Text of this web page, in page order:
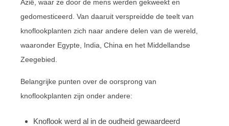
Azië, waar ze door de mens werden gekweekt en
gedomesticeerd. Van daaruit verspreidde de teelt van
knoflookplanten zich naar andere delen van de wereld,
waaronder Egypte, India, China en het Middellandse
Zeegebied.
Belangrijke punten over de oorsprong van
knoflookplanten zijn onder andere:
Knoflook werd al in de oudheid gewaardeerd